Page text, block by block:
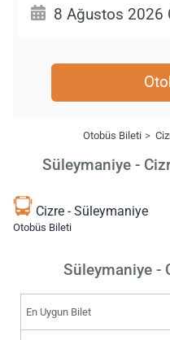
Otobüs Bileti
Süleymaniye -
Cizre - Süleymaniye
Otobüs Bileti
Süleymaniye -
En Uygun Bilet